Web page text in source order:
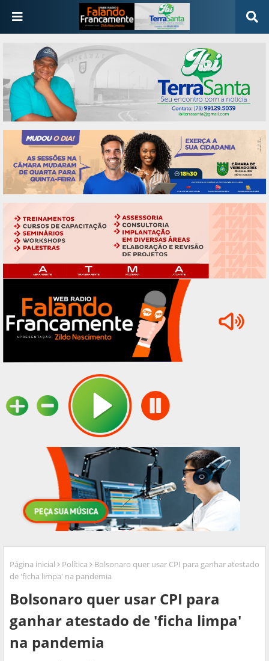
Página inicial Política
Bolsonaro quer usar CPI para ganhar atestado
de 'ficha limpa' na pandemia
Bolsonaro quer usar CPI para
ganhar atestado de 'ficha limpa'
na pandemia